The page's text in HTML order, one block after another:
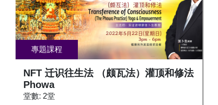
课程的第一部分，属于基础部分，其中包括相关理
论和技术方法。 1、 怎样寻找“身内身”？ 2、 “身
内身”是什么？由什么组成？ 3、 明白“身内
身”与“肉体身”的关系 4、 怎样控制呼吸，引动内息
（呼吸）？ 5、 怎样驱动内能在身体里运行，秘
能？ 7、 怎样凝聚生命的灵光？ 8、 怎样启动三
昧真火？ 9、 怎样使用体内的三昧真火，焚炼自
己的肉体身，帮助身体恢复健康？ 10、 怎样借助
專題課程
NFT 迁识往生法 （颇瓦法）灌顶和修法
Phowa
堂數: 2堂